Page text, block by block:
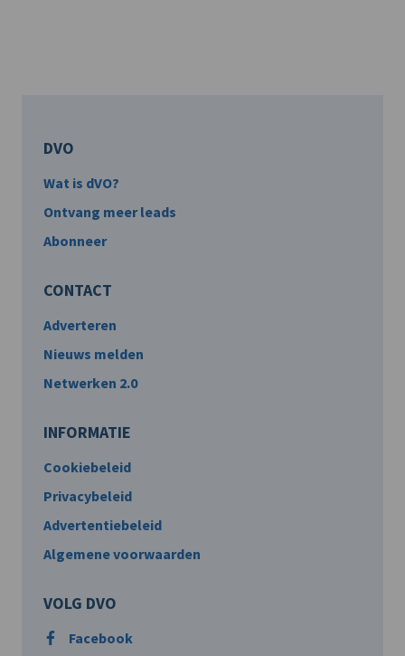
DVO
Wat is dVO?
Ontvang meer leads
Abonneer
CONTACT
Adverteren
Nieuws melden
Netwerken 2.0
INFORMATIE
Cookiebeleid
Privacybeleid
Advertentiebeleid
Algemene voorwaarden
VOLG DVO
Facebook